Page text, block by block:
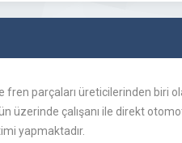
parçaları üreticilerinden biri
üzerinde çalışanı ile direkt
yapmaktadır.